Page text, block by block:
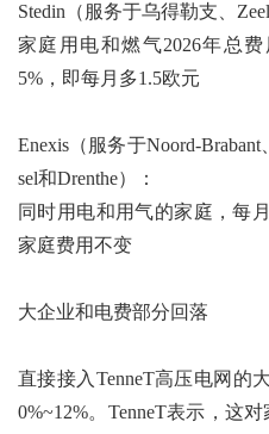
Stedin（服务于乌得勒支、
家庭用电和燃气2026年总
5%，即每月多1.5欧元
Enexis（服务于Noord-
sel和Drenthe）：
同时用电和用气的家庭，每
家庭费用不变
大企业和电费部分回落
直接接入TenneT高压电网的
0%~12%。TenneT表示，这